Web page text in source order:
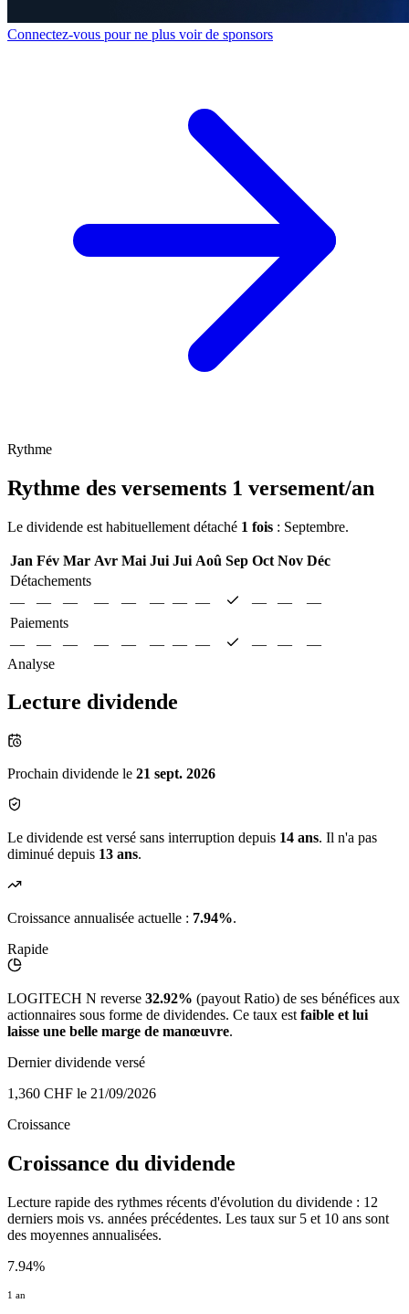
Connectez-vous pour ne plus voir de sponsors
Rythme
Rythme des versements 1 versement/an
Le dividende est habituellement détaché 1 fois : Septembre.
Jan Fév Mar Avr Mai Jui Jui Aoû Sep Oct Nov Déc
Détachements
—
— — — — — — — — —
—
Paiements
—
— — — — — — — — —
—
Analyse
Lecture dividende
Prochain dividende le 21 sept. 2026
Le dividende est versé sans interruption depuis 14 ans. Il n'a pas
diminué depuis 13 ans.
Croissance annualisée actuelle : 7.94%.
Rapide
LOGITECH N reverse 32.92% (payout Ratio) de ses bénéfices aux
actionnaires sous forme de dividendes. Ce taux est faible et lui
laisse une belle marge de manœuvre.
Dernier dividende versé
1,360 CHF le 21/09/2026
Croissance
Croissance du dividende
Lecture rapide des rythmes récents d'évolution du dividende : 12
derniers mois vs. années précédentes. Les taux sur 5 et 10 ans sont
des moyennes annualisées.
7.94%
1 an